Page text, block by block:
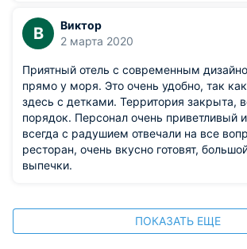
В
Виктор
2 марта 2020
Приятный отель с современным
прямо у моря. Это очень удобно, так
здесь с детками. Территория закрыта,
порядок. Персонал очень приветливый
всегда с радушием отвечали на все
ресторан, очень вкусно готовят,
выпечки.
ПОКАЗАТЬ ЕЩЕ